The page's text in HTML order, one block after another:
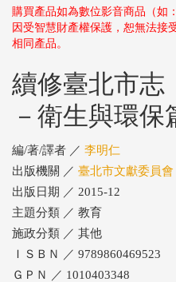
購買產品如為數位影音商品（如
因受智慧財產權保護，恕無法接
相同產品。
續修臺北市
－衛生與環保
編/著/譯者 ／ 李明仁
出版機關 ／ 臺北市文獻委員會
出版日期 ／ 2015-12
主題分類 ／ 教育
施政分類 ／ 其他
ＩＳＢＮ ／ 9789860469523
ＧＰＮ ／ 1010403348